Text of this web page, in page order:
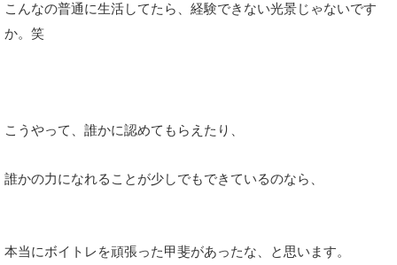
こんなの普通に生活してたら、経験できない光景じゃないです
か。笑
こうやって、誰かに認めてもらえたり、
誰かの力になれることが少しでもできているのなら、
本当にボイトレを頑張った甲斐があったな、と思います。